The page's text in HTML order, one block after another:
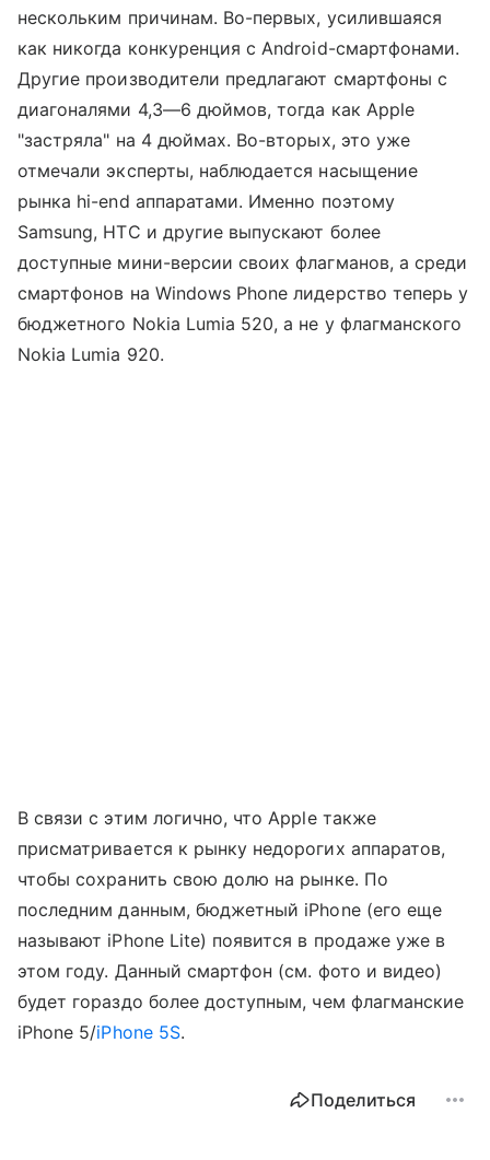
нескольким причинам. Во-первых, усилившаяся
как никогда конкуренция с Android-смартфонами.
Другие производители предлагают смартфоны с
диагоналями 4,3—6 дюймов, тогда как Apple
"застряла" на 4 дюймах. Во-вторых, это уже
отмечали эксперты, наблюдается насыщение
рынка hi-end аппаратами. Именно поэтому
Samsung, HTC и другие выпускают более
доступные мини-версии своих флагманов, а среди
смартфонов на Windows Phone лидерство теперь у
бюджетного Nokia Lumia 520, а не у флагманского
Nokia Lumia 920.
В связи с этим логично, что Apple также
присматривается к рынку недорогих аппаратов,
чтобы сохранить свою долю на рынке. По
последним данным, бюджетный iPhone (его еще
называют iPhone Lite) появится в продаже уже в
этом году. Данный смартфон (см. фото и видео)
будет гораздо более доступным, чем флагманские
iPhone 5/iPhone 5S.
Поделиться